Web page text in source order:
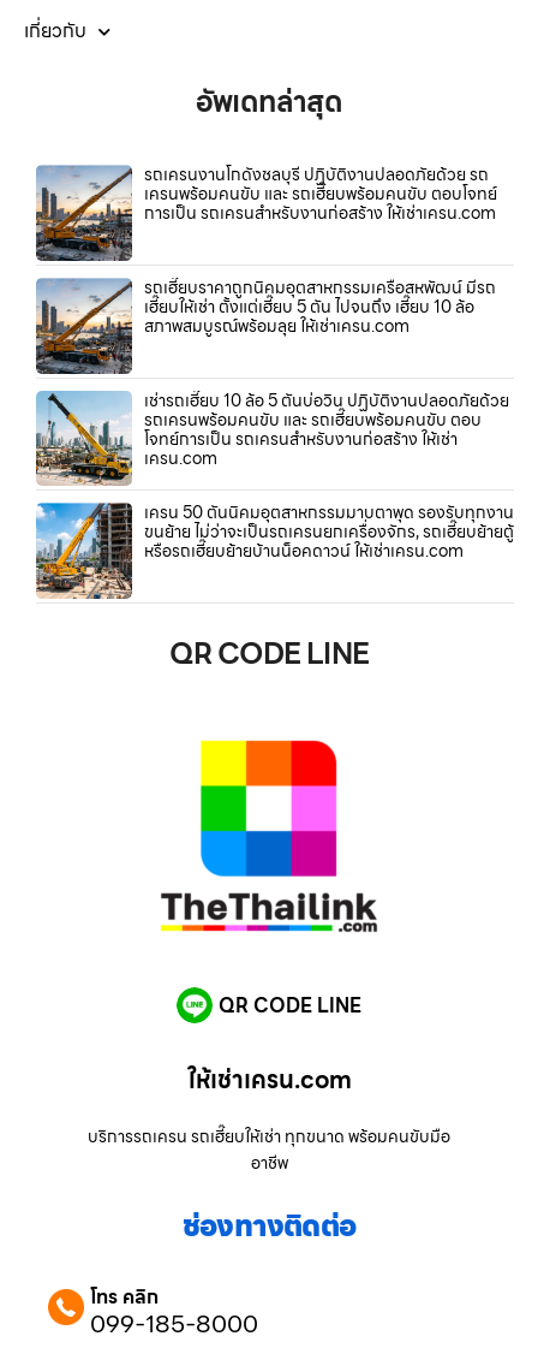
เกี่ยวกับ
อัพเดทล่าสุด
รถเครนงานโกดังชลบุรี ปฏิบัติงานปลอดภัยด้วย รถ
เครนพร้อมคนขับ และ รถเฮี๊ยบพร้อมคนขับ ตอบโจทย์
การเป็น รถเครนสำหรับงานก่อสร้าง ให้เช่าเครน.com
รถเฮี๊ยบราคาถูกนิคมอุตสาหกรรมเครือสหพัฒน์ มีรถ
เฮี๊ยบให้เช่า ตั้งแต่เฮี๊ยบ 5 ตัน ไปจนถึง เฮี๊ยบ 10 ล้อ
สภาพสมบูรณ์พร้อมลุย ให้เช่าเครน.com
เช่ารถเฮี๊ยบ 10 ล้อ 5 ตันบ่อวิน ปฏิบัติงานปลอดภัยด้วย
รถเครนพร้อมคนขับ และ รถเฮี๊ยบพร้อมคนขับ ตอบ
โจทย์การเป็น รถเครนสำหรับงานก่อสร้าง ให้เช่า
เครน.com
เครน 50 ตันนิคมอุตสาหกรรมมาบตาพุด รองรับทุกงาน
ขนย้าย ไม่ว่าจะเป็นรถเครนยกเครื่องจักร, รถเฮี๊ยบย้ายตู้
หรือรถเฮี๊ยบย้ายบ้านน็อคดาวน์ ให้เช่าเครน.com
QR CODE LINE
QR CODE LINE
ให้เช่าเครน.com
บริการรถเครน รถเฮี๊ยบให้เช่า ทุกขนาด พร้อมคนขับมือ
อาชีพ
ช่องทางติดต่อ
โทร คลิก
099-185-8000